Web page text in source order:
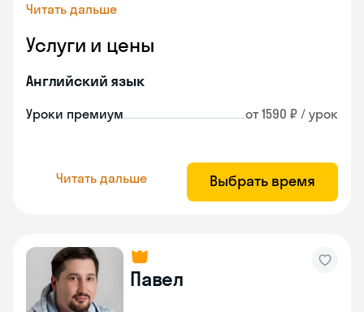
Читать дальше
Услуги и цены
Английский язык
Уроки премиум от 1590 ₽ / урок
Читать дальше Выбрать время
Павел